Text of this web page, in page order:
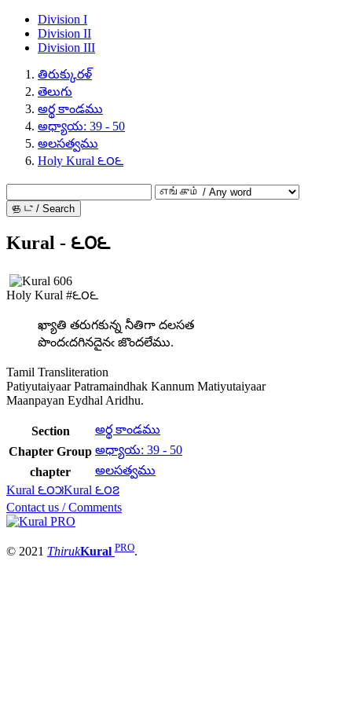
Division I
Division II
Division III
తిరుక్కురళ్
తెలుగు
అర్థ కాండము
అధ్యాయ: 39 - 50
అలసత్వము
Holy Kural ౬౦౬
தேடு / Search
Kural - ౬౦౬
Holy Kural #౬౦౬
ఖ్యాతి తరుగకున్న నీతిగా దలసత
పొందఁదగినదైనఁ జొందలేము.
Tamil Transliteration
Patiyutaiyaar Patramaindhak Kannum Matiyutaiyaar
Maanpayan Eydhal Aridhu.
Section
అర్థ కాండము
Chapter Group అధ్యాయ: 39 - 50
chapter
అలసత్వము
Kural ౬౦౫Kural ౬౦౭
Contact us / Comments
© 2021 ThirukKural PRO.